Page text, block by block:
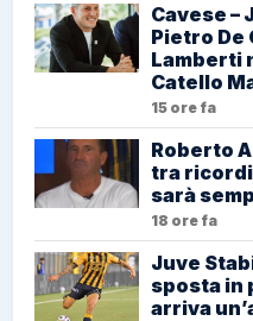
Cavese –
Pietro De
Lamberti
Catello
15 ore fa
Roberto
tra ricordi
sarà
18 ore fa
Juve
sposta in
arriva